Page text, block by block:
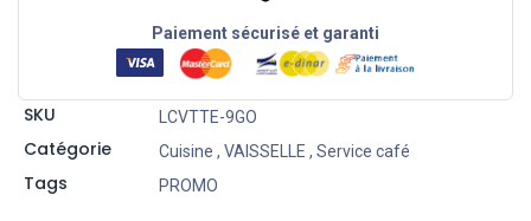
Paiement sécurisé et garanti
SKU LCVTTE-9GO
Catégorie Cuisine , VAISSELLE , Service café
Tags PROMO